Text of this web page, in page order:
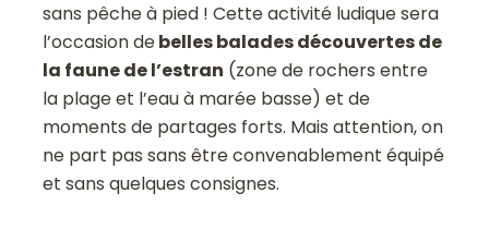
sans pêche à pied ! Cette activité ludique sera
l’occasion debelles balades découvertes de
la faune de l’estran (zone de rochers entre
la plage et l’eau à marée basse) et de
moments de partages forts. Mais attention, on
ne part pas sans être convenablement équipé
et sans quelques consignes.